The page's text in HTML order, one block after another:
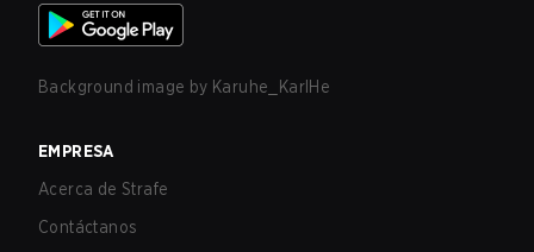
Background image by Karuhe_KarlHe
EMPRESA
Acerca de Strafe
Contáctanos